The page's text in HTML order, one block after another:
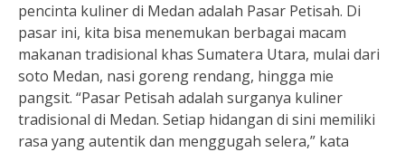
pencinta kuliner di Medan adalah Pasar Petisah. Di
pasar ini, kita bisa menemukan berbagai macam
makanan tradisional khas Sumatera Utara, mulai dari
soto Medan, nasi goreng rendang, hingga mie
pangsit. “Pasar Petisah adalah surganya kuliner
tradisional di Medan. Setiap hidangan di sini memiliki
rasa yang autentik dan menggugah selera,” kata